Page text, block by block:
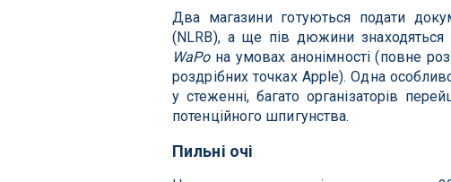
Два магазини готуються подати
(NLRB), а ще пів дюжини знаходяться
WaPoна умовах анонімності (повне
роздрібних точках Apple). Одна
у стеженні, багато організаторів
потенційного шпигунства.
Пильні очі